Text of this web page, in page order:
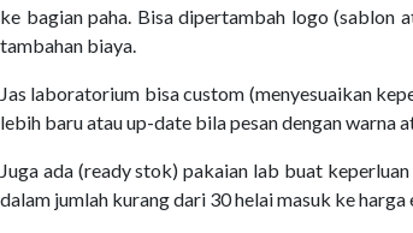
ke bagian paha. Bisa dipertambah logo
tambahan biaya.
Jas laboratorium bisa custom (menyesuaikan
lebih baru atau up-date bila pesan dengan warna
Juga ada (ready stok) pakaian lab buat
dalam jumlah kurang dari 30 helai masuk ke harga